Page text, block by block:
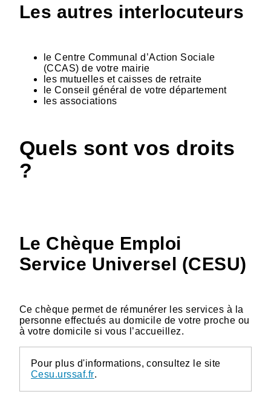
Les autres interlocuteurs
le Centre Communal d’Action Sociale
(CCAS) de votre mairie
les mutuelles et caisses de retraite
le Conseil général de votre département
les associations
Quels sont vos droits
?
Le Chèque Emploi
Service Universel (CESU)
Ce chèque permet de rémunérer les services à la
personne effectués au domicile de votre proche ou
à votre domicile si vous l’accueillez.
Pour plus d'informations, consultez le site
Cesu.urssaf.fr.